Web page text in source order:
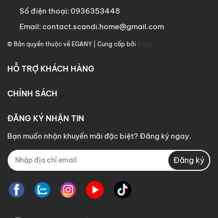
Số điện thoại: 0936353448
Email: contact.scandi.home@gmail.com
© Bản quyền thuộc về EGANY | Cung cấp bởi Sapo
HỖ TRỢ KHÁCH HÀNG
CHÍNH SÁCH
ĐĂNG KÝ NHẬN TIN
Bạn muốn nhận khuyến mãi đặc biệt? Đăng ký ngay.
Đăng ký